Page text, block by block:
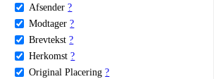
Afsender ?
Modtager ?
Brevtekst ?
Herkomst ?
Original Placering ?